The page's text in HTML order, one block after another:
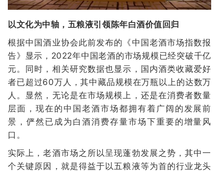
以文化为中轴，五粮液引领陈年白酒价值回归
根据中国酒业协会此前发布的《中国老酒市场指数报
告》显示，2022年中国老酒的市场规模已经突破千亿
元。同时，相关研究数据也显示，国内酒类收藏爱好
者已超过60万人，其中藏品规模在万瓶以上的达数万
人。显然，无论是在市场规模上，还是在消费者数量
层面，现在的中国老酒市场都拥有着广阔的发展前
景，俨然已成为白酒消费存量市场下重要的增量风
口。
实际上，老酒市场之所以呈现蓬勃发展之势，其中一
个关键原因，就是得益于以五粮液等为首的行业龙头